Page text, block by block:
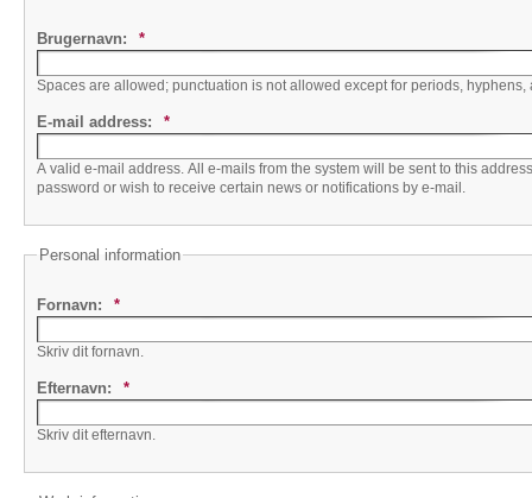
Brugernavn: *
Spaces are allowed; punctuation is not allowed except for periods, hyphens,
E-mail address: *
A valid e-mail address. All e-mails from the system will be sent to this
password or wish to receive certain news or notifications by e-mail.
Personal information
Fornavn: *
Skriv dit fornavn.
Efternavn: *
Skriv dit efternavn.